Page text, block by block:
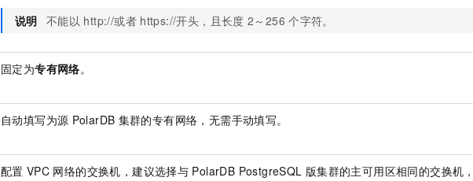
说明 不能以 http://或者 https://开头，且长度 2～256 个字符。
固定为专有网络。
自动填写为源 PolarDB 集群的专有网络，无需手动填写。
配置 VPC 网络的交换机，建议选择与 PolarDB PostgreSQL 版集群的主可用区相同的交换机，